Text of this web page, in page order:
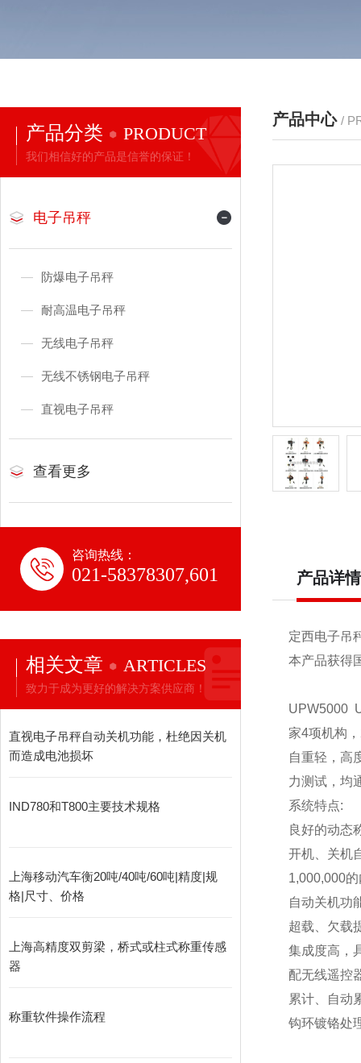
产品分类 PRODUCT
我们相信好的产品是信誉的保证！
电子吊秤
防爆电子吊秤
耐高温电子吊秤
无线电子吊秤
无线不锈钢电子吊秤
直视电子吊秤
查看更多
咨询热线：
021-58378307,601
相关文章 ARTICLES
致力于成为更好的解决方案供应商！
直视电子吊秤自动关机功能，杜绝因关机
而造成电池损坏
IND780和T800主要技术规格
上海移动汽车衡20吨/40吨/60吨|精度|规
格|尺寸、价格
上海高精度双剪梁，桥式或柱式称重传感
器
称重软件操作流程
产品中心 /
产品详情
定西电子吊
本产品获得
UPW5000
家4项机构
自重轻，高
力测试，均
系统特点:
良好的动态
开机、关机
1,000,000
自动关机功
超载、欠载
集成度高，
配无线遥控
累计、自动
钩环镀铬处